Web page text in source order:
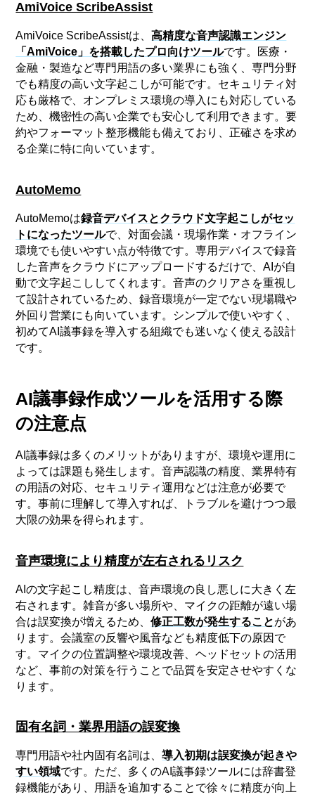
AmiVoice ScribeAssist
AmiVoice ScribeAssistは、 高精度な音声認識エンジン
「AmiVoice」を搭載したプロ向けツールです。医療・
金融・製造など専門用語の多い業界にも強く、専門分野
でも精度の高い文字起こしが可能です。セキュリティ対
応も厳格で、オンプレミス環境の導入にも対応している
ため、機密性の高い企業でも安心して利用できます。要
約やフォーマット整形機能も備えており、正確さを求め
る企業に特に向いています。
AutoMemo
AutoMemoは録音デバイスとクラウド文字起こしがセッ
トになったツールで、対面会議・現場作業・オフライン
環境でも使いやすい点が特徴です。専用デバイスで録音
した音声をクラウドにアップロードするだけで、AIが自
動で文字起こししてくれます。音声のクリアさを重視し
て設計されているため、録音環境が一定でない現場職や
外回り営業にも向いています。シンプルで使いやすく、
初めてAI議事録を導入する組織でも迷いなく使える設計
です。
AI議事録作成ツールを活用する際
の注意点
AI議事録は多くのメリットがありますが、環境や運用に
よっては課題も発生します。音声認識の精度、業界特有
の用語の対応、セキュリティ運用などは注意が必要で
す。事前に理解して導入すれば、トラブルを避けつつ最
大限の効果を得られます。
音声環境により精度が左右されるリスク
AIの文字起こし精度は、音声環境の良し悪しに大きく左
右されます。雑音が多い場所や、マイクの距離が遠い場
合は誤変換が増えるため、修正工数が発生することがあ
ります。会議室の反響や風音なども精度低下の原因で
す。マイクの位置調整や環境改善、ヘッドセットの活用
など、事前の対策を行うことで品質を安定させやすくな
ります。
固有名詞・業界用語の誤変換
専門用語や社内固有名詞は、導入初期は誤変換が起きや
すい領域です。ただ、多くのAI議事録ツールには辞書登
録機能があり、用語を追加することで徐々に精度が向上